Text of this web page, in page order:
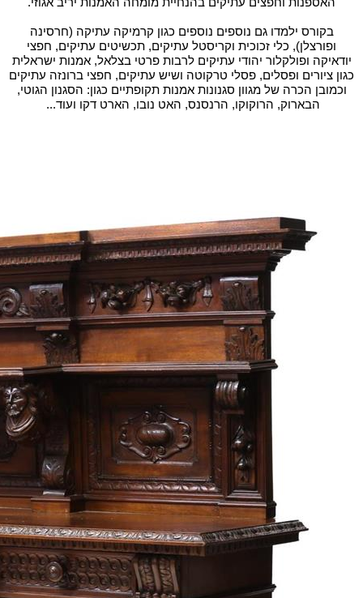
בקורס ילמדו גם נוספים נוספים כגון קרמיקה עתיקה (חרסינה
ופורצלן), כלי זכוכית וקריסטל עתיקים, תכשיטים עתיקים, חפצי
יודאיקה ופולקלור יהודי עתיקים לרבות פרטי בצלאל, אמנות ישראלית
כגון ציורים ופסלים, פסלי טרקוטה ושיש עתיקים, חפצי ברונזה עתיקים
וכמובן הכרה של מגוון סגנונות אמנות תקופתיים כגון: הסגנון הגוטי,
הבארוק, הרוקוקו, הרנסנס, האט נובו, הארט דקו ועוד...